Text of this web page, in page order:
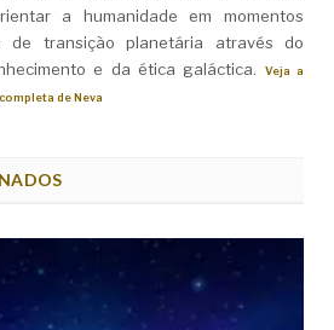
a humanidade em momentos
de transição planetária através do
e da ética galáctica.
Veja a
de Neva